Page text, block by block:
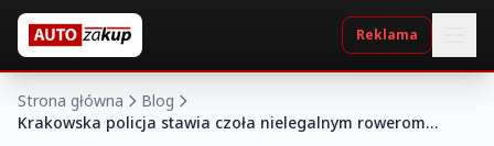
Reklama
Strona główna
Blog
Krakowska policja stawia czoła nielegalnym rowerom